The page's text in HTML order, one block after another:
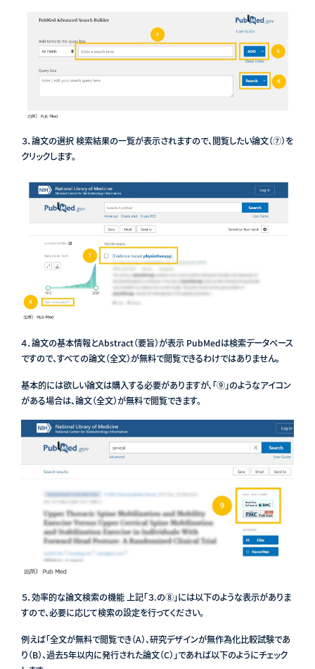
３．論文の選択 検索結果の一覧が表示されますので、閲覧したい論文（⑦）を
クリックします。
４．論文の基本情報とAbstract（要旨）が表示 PubMedは検索データベース
ですので、すべての論文（全文）が無料で閲覧できるわけではありません。
基本的には欲しい論文は購入する必要がありますが、「⑨」のようなアイコン
がある場合は、論文（全文）が無料で閲覧できます。
５．効率的な論文検索の機能 上記「３.の⑧」には以下のような表示がありま
すので、必要に応じて検索の設定を行ってください。
例えば「全文が無料で閲覧でき（A）、研究デザインが無作為化比較試験であ
り（B）、過去5年以内に発行された論文（C）」であれば以下のようにチェック